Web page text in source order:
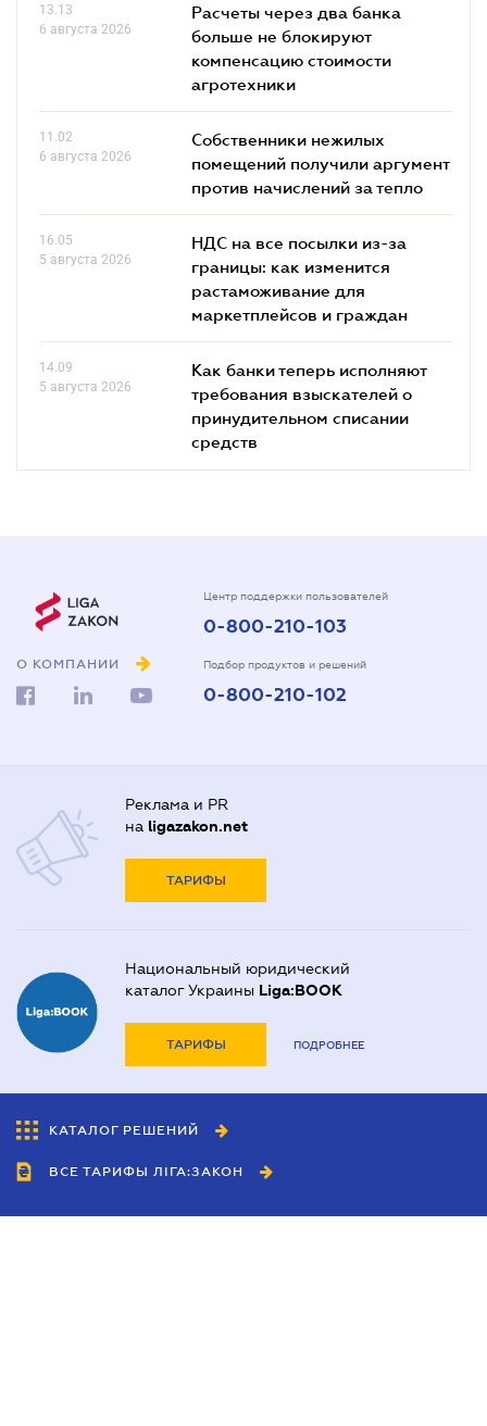
13.13
6 августа 2026
Расчеты через два банка
больше не блокируют
компенсацию стоимости
агротехники
11.02
6 августа 2026
Собственники нежилых
помещений получили аргумент
против начислений за тепло
16.05
5 августа 2026
НДС на все посылки из-за
границы: как изменится
растаможивание для
маркетплейсов и граждан
14.09
5 августа 2026
Как банки теперь исполняют
требования взыскателей о
принудительном списании
средств
О КОМПАНИИ
Центр поддержки пользователей
0-800-210-103
Подбор продуктов и решений
0-800-210-102
Реклама и PR
на ligazakon.net
ТАРИФЫ
Национальный юридический
каталог Украины Liga:BOOK
ТАРИФЫ ПОДРОБНЕЕ
КАТАЛОГ РЕШЕНИЙ
ВСЕ ТАРИФЫ ЛІГА:ЗАКОН